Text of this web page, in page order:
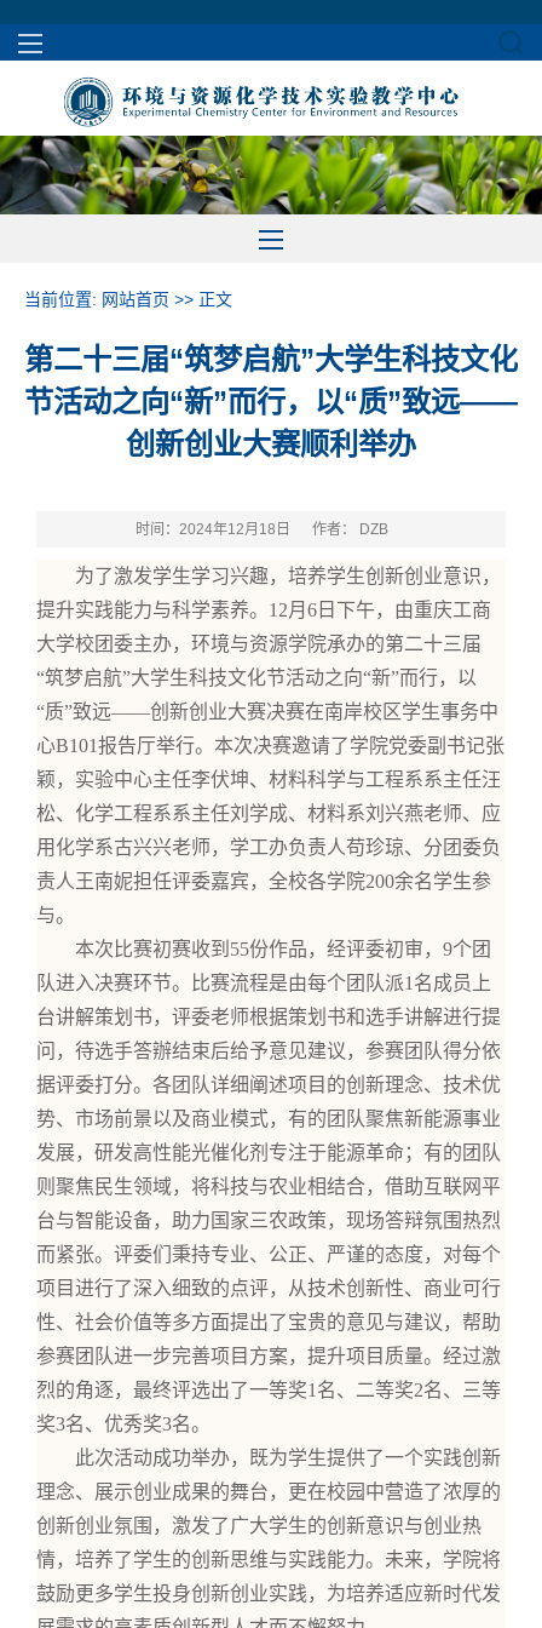
当前位置: 网站首页 >> 正文
第二十三届“筑梦启航”大学生科技文化
节活动之向“新”而行，以“质”致远——
创新创业大赛顺利举办
时间：2024年12月18日 作者： DZB
为了激发学生学习兴趣，培养学生创新创业意识，
提升实践能力与科学素养。12月6日下午，由重庆工商
大学校团委主办，环境与资源学院承办的第二十三届
“筑梦启航”大学生科技文化节活动之向“新”而行，以
“质”致远——创新创业大赛决赛在南岸校区学生事务中
心B101报告厅举行。本次决赛邀请了学院党委副书记张
颖，实验中心主任李伏坤、材料科学与工程系系主任汪
松、化学工程系系主任刘学成、材料系刘兴燕老师、应
用化学系古兴兴老师，学工办负责人苟珍琼、分团委负
责人王南妮担任评委嘉宾，全校各学院200余名学生参
与。
本次比赛初赛收到55份作品，经评委初审，9个团
队进入决赛环节。比赛流程是由每个团队派1名成员上
台讲解策划书，评委老师根据策划书和选手讲解进行提
问，待选手答辦结束后给予意见建议，参赛团队得分依
据评委打分。各团队详细阐述项目的创新理念、技术优
势、市场前景以及商业模式，有的团队聚焦新能源事业
发展，研发高性能光催化剂专注于能源革命；有的团队
则聚焦民生领域，将科技与农业相结合，借助互联网平
台与智能设备，助力国家三农政策，现场答辩氛围热烈
而紧张。评委们秉持专业、公正、严谨的态度，对每个
项目进行了深入细致的点评，从技术创新性、商业可行
性、社会价值等多方面提出了宝贵的意见与建议，帮助
参赛团队进一步完善项目方案，提升项目质量。经过激
烈的角逐，最终评选出了一等奖1名、二等奖2名、三等
奖3名、优秀奖3名。
此次活动成功举办，既为学生提供了一个实践创新
理念、展示创业成果的舞台，更在校园中营造了浓厚的
创新创业氛围，激发了广大学生的创新意识与创业热
情，培养了学生的创新思维与实践能力。未来，学院将
鼓励更多学生投身创新创业实践，为培养适应新时代发